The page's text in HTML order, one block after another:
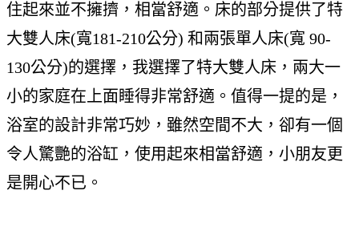
住起來並不擁擠，相當舒適。床的部分提供了特
大雙人床(寬181-210公分) 和兩張單人床(寬 90-
130公分)的選擇，我選擇了特大雙人床，兩大一
小的家庭在上面睡得非常舒適。值得一提的是，
浴室的設計非常巧妙，雖然空間不大，卻有一個
令人驚艷的浴缸，使用起來相當舒適，小朋友更
是開心不已。